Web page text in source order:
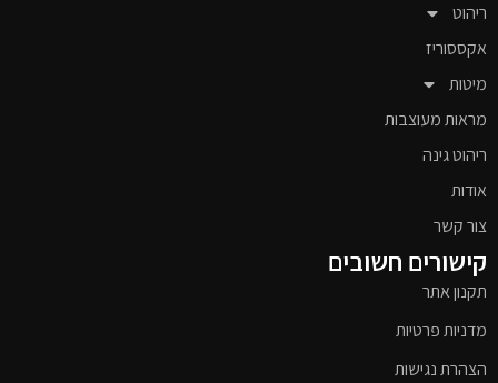
ריהוט
אקססוריז
מיטות
מראות מעוצבות
ריהוט גינה
אודות
צור קשר
קישורים חשובים
תקנון אתר
מדניות פרטיות
הצהרת נגישות